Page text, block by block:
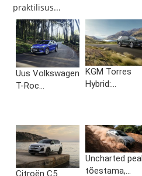
praktilisus...
Uus Volkswagen
T-Roc...
KGM Torres
Hybrid:...
Citroën C5
Uncharted
tõestama,...